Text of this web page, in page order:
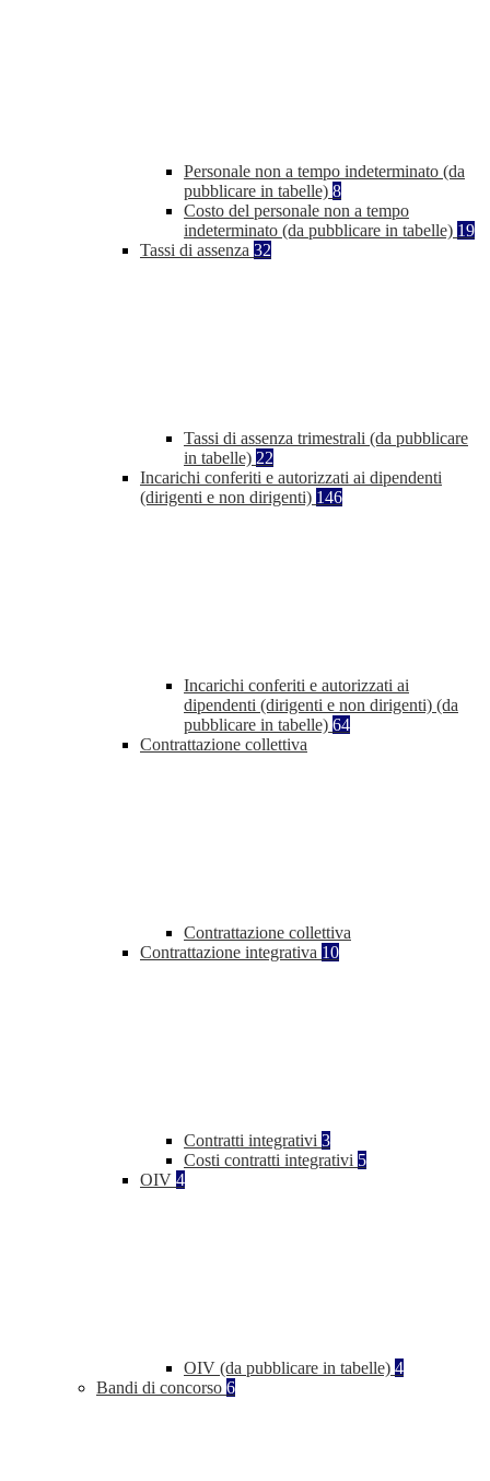
Personale non a tempo indeterminato (da
pubblicare in tabelle) 8
Costo del personale non a tempo
indeterminato (da pubblicare in tabelle) 19
Tassi di assenza 32
Tassi di assenza trimestrali (da pubblicare
in tabelle) 22
Incarichi conferiti e autorizzati ai dipendenti
(dirigenti e non dirigenti) 146
Incarichi conferiti e autorizzati ai
dipendenti (dirigenti e non dirigenti) (da
pubblicare in tabelle) 64
Contrattazione collettiva
Contrattazione collettiva
Contrattazione integrativa 10
Contratti integrativi 3
Costi contratti integrativi 5
OIV 4
OIV (da pubblicare in tabelle) 4
Bandi di concorso 6